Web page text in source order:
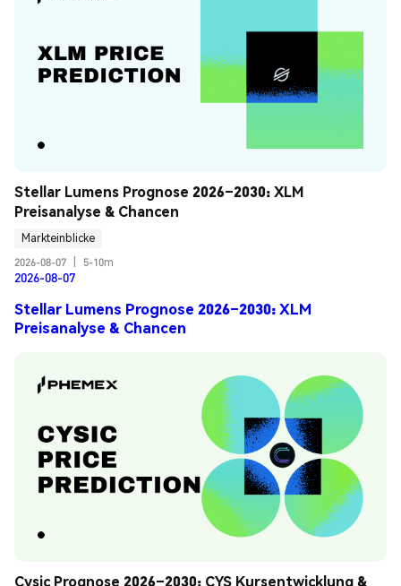
Stellar Lumens Prognose 2026–2030: XLM
Preisanalyse & Chancen
Markteinblicke
2026-08-07
5-10m
2026-08-07
Stellar Lumens Prognose 2026–2030: XLM
Preisanalyse & Chancen
Cysic Prognose 2026–2030: CYS Kursentwicklung &